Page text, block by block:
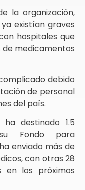
la organización,
existían graves
hospitales que
medicamentos
debido
de personal
del país.
destinado 1.5
Fondo para
enviado más de
con otras 28
en los próximos